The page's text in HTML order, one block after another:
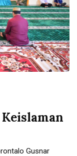
Gusnar